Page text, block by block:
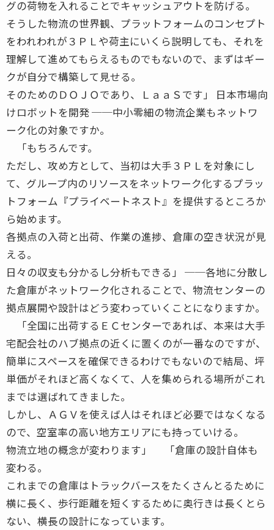
グの荷物を入れることでキャッシュアウトを防げる。
そうした物流の世界観、プラットフォームのコンセプト
をわれわれが３ＰＬや荷主にいくら説明しても、それを
理解して進めてもらえるものでもないので、まずはギー
クが自分で構築して見せる。
そのためのＤＯＪＯであり、ＬａａＳです」 日本市場向
けロボットを開発 ──中小零細の物流企業もネットワ
ーク化の対象ですか。
「もちろんです。
ただし、攻め方として、当初は大手３ＰＬを対象にし
て、グループ内のリソースをネットワーク化するプラッ
トフォーム『プライベートネスト』を提供するところか
ら始めます。
各拠点の入荷と出荷、作業の進捗、倉庫の空き状況が見
える。
日々の収支も分かるし分析もできる」 ──各地に分散し
た倉庫がネットワーク化されることで、物流センターの
拠点展開や設計はどう変わっていくことになりますか。
「全国に出荷するＥＣセンターであれば、本来は大手
宅配会社のハブ拠点の近くに置くのが一番なのですが、
簡単にスペースを確保できるわけでもないので結局、坪
単価がそれほど高くなくて、人を集められる場所がこれ
までは選ばれてきました。
しかし、ＡＧＶを使えば人はそれほど必要ではなくなる
ので、空室率の高い地方エリアにも持っていける。
物流立地の概念が変わります」 「倉庫の設計自体も
変わる。
これまでの倉庫はトラックバースをたくさんとるために
横に長く、歩行距離を短くするために奥行きは長くとら
ない、横長の設計になっています。